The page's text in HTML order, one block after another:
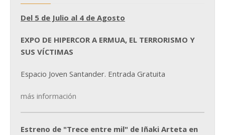
Del 5 de Julio al 4 de Agosto
EXPO DE HIPERCOR A ERMUA, EL TERRORISMO Y
SUS VÍCTIMAS
Espacio Joven Santander. Entrada Gratuita
más información
Estreno de "Trece entre mil" de Iñaki Arteta en